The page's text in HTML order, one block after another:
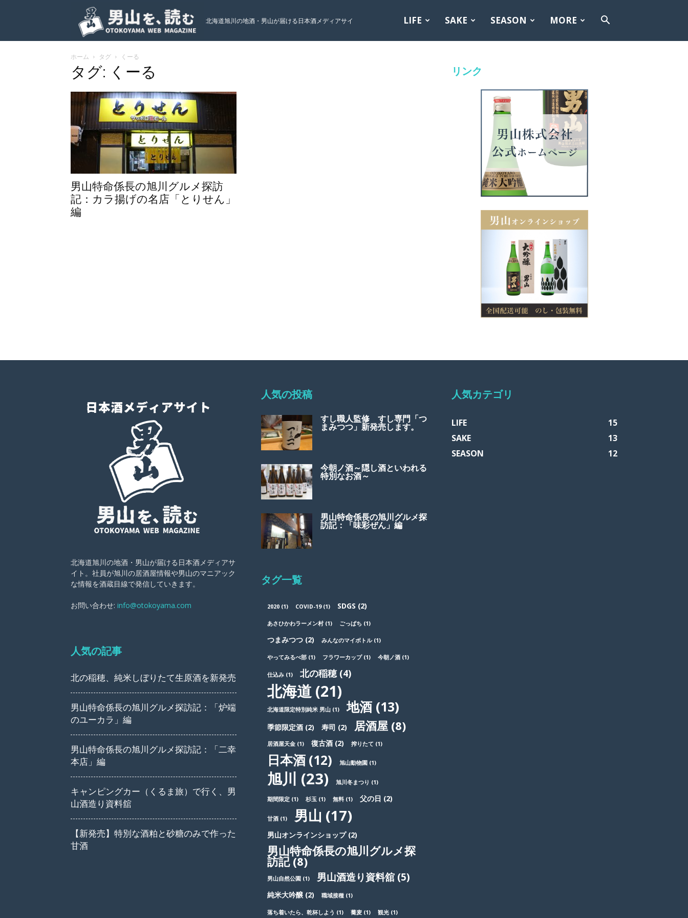
北海道旭川の地酒・男山が届ける日本酒メディアサイ
ト
LIFE SAKE SEASON MORE
ホーム タグ くーる
タグ: くーる
男山特命係長の旭川グルメ探訪
記：カラ揚げの名店「とりせん」
編
リンク
北海道旭川の地酒・男山が届ける日本酒メディアサ
イト。社員が旭川の居酒屋情報や男山のマニアック
な情報を酒蔵目線で発信していきます。
お問い合わせ: info@otokoyama.com
人気の記事
北の稲穂、純米しぼりたて生原酒を新発売
男山特命係長の旭川グルメ探訪記：「炉端
のユーカラ」編
男山特命係長の旭川グルメ探訪記：「二幸
本店」編
キャンピングカー（くるま旅）で行く、男
山酒造り資料舘
【新発売】特別な酒粕と砂糖のみで作った
甘酒
人気の投稿
すし職人監修 すし専門「つ
まみつつ」新発売します。
今朝ノ酒～隠し酒といわれる
特別なお酒～
男山特命係長の旭川グルメ探
訪記：「味彩ぜん」編
タグ一覧
2020 (1) COVID-19(1) SDGS (2)
あさひかわラーメン村(1) ごっぱち (1)
つまみつつ (2) みんなのマイボトル(1)
やってみるべ部 (1) フラワーカップ(1) 今朝ノ酒 (1)
仕込み (1) 北の稲穂(4)
北海道(21)
北海道限定特別純米 男山 (1) 地酒 (13)
季節限定酒 (2) 寿司 (2) 居酒屋 (8)
居酒屋天金 (1) 復古酒 (2) 搾りたて (1)
日本酒 (12) 旭山動物園 (1)
旭川 (23) 旭川冬まつり (1)
期間限定 (1) 杉玉 (1) 無料 (1) 父の日 (2)
甘酒 (1) 男山 (17)
男山オンラインショップ(2)
男山特命係長の旭川グルメ探
訪記(8)
男山自然公園 (1) 男山酒造り資料舘 (5)
純米大吟醸 (2) 職域接種 (1)
落ち着いたら、乾杯しよう (1) 蕎麦 (1) 観光 (1)
人気カテゴリ
LIFE
15
SAKE
13
SEASON
12